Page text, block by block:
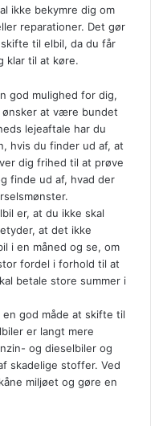
ikke bekymre dig om
reparationer. Det gør
til elbil, da du får
klar til at køre.
god mulighed for dig,
ønsker at være bundet
lejeaftale har du
hvis du finder ud af, at
dig frihed til at prøve
finde ud af, hvad der
er, at du ikke skal
at det ikke
i en måned og se, om
fordel i forhold til at
betale store summer i
god måde at skifte til
er langt mere
og dieselbiler og
skadelige stoffer. Ved
miljøet og gøre en